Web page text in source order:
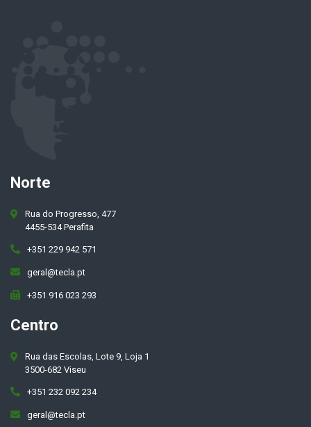
Norte
Rua do Progresso, 477
4455-534 Perafita
+351 229 942 571
geral@tecla.pt
+351 916 023 293
Centro
Rua das Escolas, Lote 9, Loja 1
3500-682 Viseu
+351 232 092 234
geral@tecla.pt